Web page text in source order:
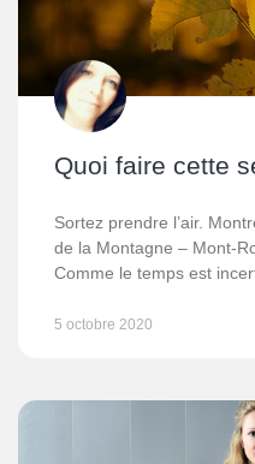
Quoi faire cette
Sortez prendre l’air.
de la Montagne – Mont-
Comme le temps est
5 octobre 2020